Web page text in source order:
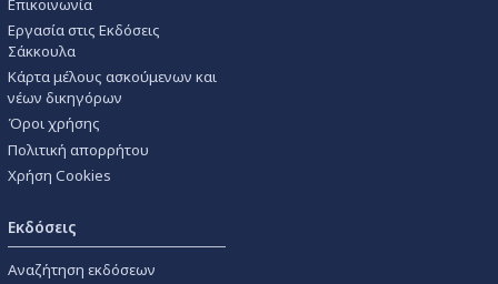
Επικοινωνία
Εργασία στις Εκδόσεις
Σάκκουλα
Κάρτα μέλους ασκούμενων και
νέων δικηγόρων
Όροι χρήσης
Πολιτική απορρήτου
Χρήση Cookies
Εκδόσεις
Αναζήτηση εκδόσεων